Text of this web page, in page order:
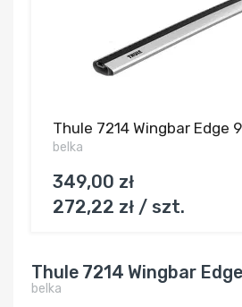
Thule 7214 Wingbar Edge
belka
349,00 zł
272,22 zł / szt.
Thule 7214 Wingbar
belka